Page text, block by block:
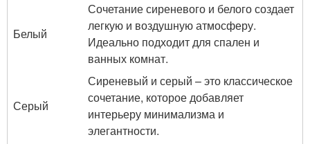
Белый
Сочетание сиреневого и белого создает
легкую и воздушную атмосферу.
Идеально подходит для спален и
ванных комнат.
Серый
Сиреневый и серый – это классическое
сочетание, которое добавляет
интерьеру минимализма и
элегантности.